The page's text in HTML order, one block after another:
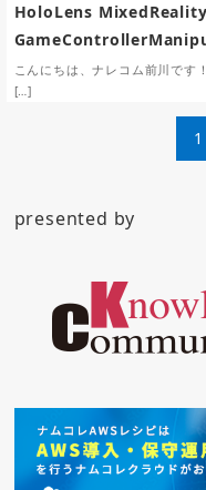
HoloLens
こんにちは、ナレコム前川で
[…]
ビ
1
presented by